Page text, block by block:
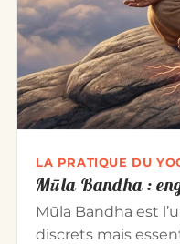
LA PRATIQUE DU
Mūla Bandha :
Mūla Bandha est
discrets mais